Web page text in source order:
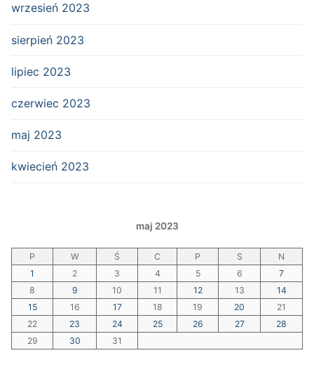
wrzesień 2023
sierpień 2023
lipiec 2023
czerwiec 2023
maj 2023
kwiecień 2023
maj 2023
P W Ś C P S
N
1
2 3 4 5 6
7
8
9 10 11 12 13
14
15
16 17 18 19 20
21
22
23 24 25 26 27
28
29
30 31